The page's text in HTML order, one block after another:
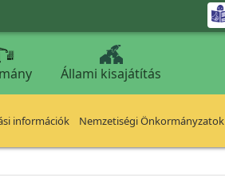
Állami kisajátítás
információk Nemzetiségi Önkormányzatok